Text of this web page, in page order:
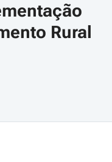
Rural